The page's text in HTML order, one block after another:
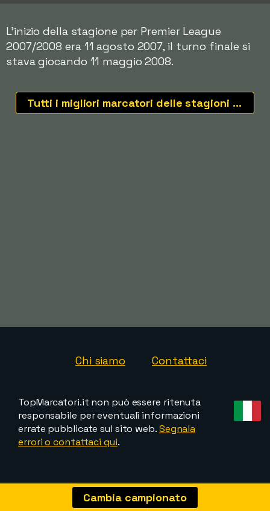
L'inizio della stagione per Premier League
2007/2008 era 11 agosto 2007, il turno finale si
stava giocando 11 maggio 2008.
Tutti i migliori marcatori delle stagioni recenti
Chi siamo Contattaci
TopMarcatori.it non può essere ritenuta
responsabile per eventuali informazioni
errate pubblicate sul sito web.Segnala
errori o contattaci qui.
Cambia campionato